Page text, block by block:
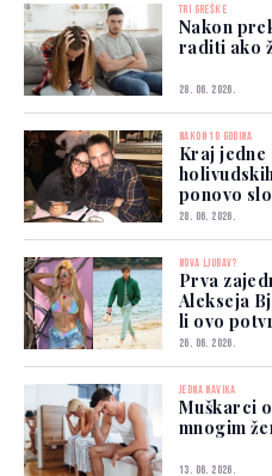
TRI GREŠKE
Nakon
raditi ako
28. 06. 2026.
NAKON 10 GODINA
Kraj jedne
ponovo
28. 06. 2026.
NOVA LJUBAV?
Prva
Alekseja
li ovo
26. 06. 2026.
JEDNA NAVIKA
Muškarci
mnogim
13. 06. 2026.